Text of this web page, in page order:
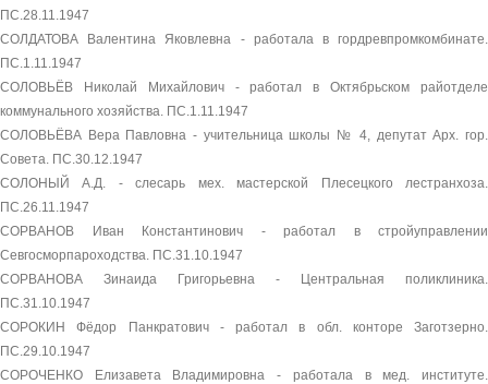
ПС.28.11.1947
СОЛДАТОВА Валентина Яковлевна - работала в гордревпромкомбинате.
ПС.1.11.1947
СОЛОВЬЁВ Николай Михайлович - работал в Октябрьском райотделе
коммунального хозяйства. ПС.1.11.1947
СОЛОВЬЁВА Вера Павловна - учительница школы № 4, депутат Арх. гор.
Совета. ПС.30.12.1947
СОЛОНЫЙ А.Д. - слесарь мех. мастерской Плесецкого лестранхоза.
ПС.26.11.1947
СОРВАНОВ Иван Константинович - работал в стройуправлении
Севгосморпароходства. ПС.31.10.1947
СОРВАНОВА Зинаида Григорьевна - Центральная поликлиника.
ПС.31.10.1947
СОРОКИН Фёдор Панкратович - работал в обл. конторе Заготзерно.
ПС.29.10.1947
СОРОЧЕНКО Елизавета Владимировна - работала в мед. институте.